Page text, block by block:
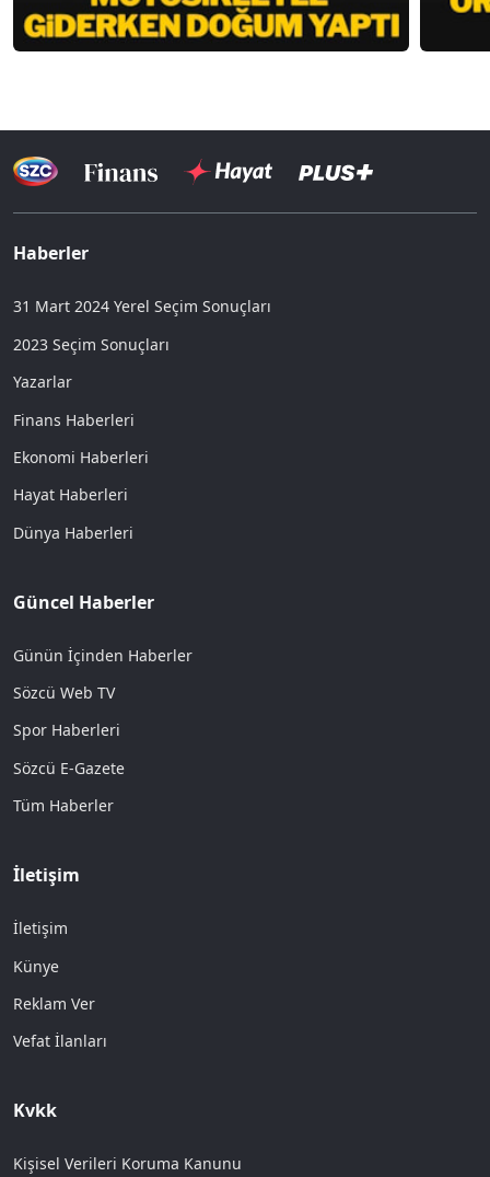
Haberler
31 Mart 2024 Yerel Seçim Sonuçları
2023 Seçim Sonuçları
Yazarlar
Finans Haberleri
Ekonomi Haberleri
Hayat Haberleri
Dünya Haberleri
Güncel Haberler
Günün İçinden Haberler
Sözcü Web TV
Spor Haberleri
Sözcü E-Gazete
Tüm Haberler
İletişim
İletişim
Künye
Reklam Ver
Vefat İlanları
Kvkk
Kişisel Verileri Koruma Kanunu